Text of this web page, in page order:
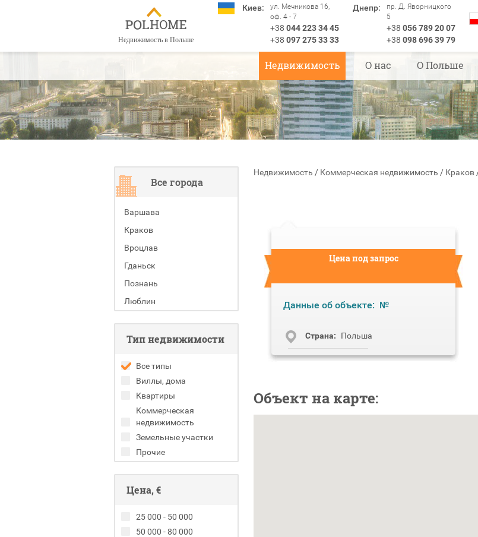
Недвижимость в Польше
Киев:
ул. Мечникова 16,
оф. 4 - 7
+38 044 223 34 45
+38 097 275 33 33
Днепр:
пр. Д. Яворницкого
5
+38 056 789 20 07
+38 098 696 39 79
Недвижимость О нас О Польше
Все города
Варшава
Краков
Вроцлав
Гданьск
Познань
Люблин
Тип недвижимости
Все типы
Виллы, дома
Квартиры
Коммерческая
недвижимость
Земельные участки
Прочие
Цена, €
25 000 - 50 000
50 000 - 80 000
Недвижимость / Коммерческая недвижимость / Краков
Цена под запрос
Данные об объекте: №
Cтрана: Польша
Объект на карте: